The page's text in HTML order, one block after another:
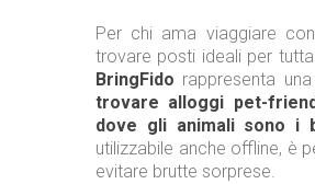
Per chi ama viaggiare
trovare posti ideali per
BringFido rappresenta
trovare alloggi pet-
dove gli animali sono i
utilizzabile anche offline, è
evitare brutte sorprese.